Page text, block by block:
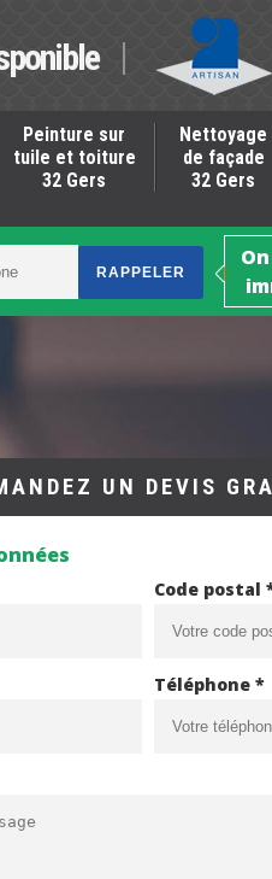
Peinture sur
tuile et toiture
32 Gers
Nettoyage
de façade
32 Gers
UN DEVIS
Code postal
Téléphone *